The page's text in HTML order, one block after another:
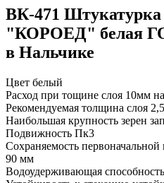
ВК-471 Штукатурка
"КОРОЕД" белая
в Нальчике
Цвет белый
Расход при тощине слоя 10мм
Рекомендуемая толщина слоя
Наибольшая крупность зерен
Подвижность Пк3
Сохраняемость
90 мм
Водоудерживающая способность